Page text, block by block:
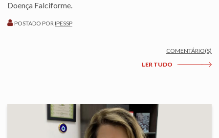
Doença Falciforme.
POSTADO PORIPESSP
COMENTÁRIO(S)
LER TUDO